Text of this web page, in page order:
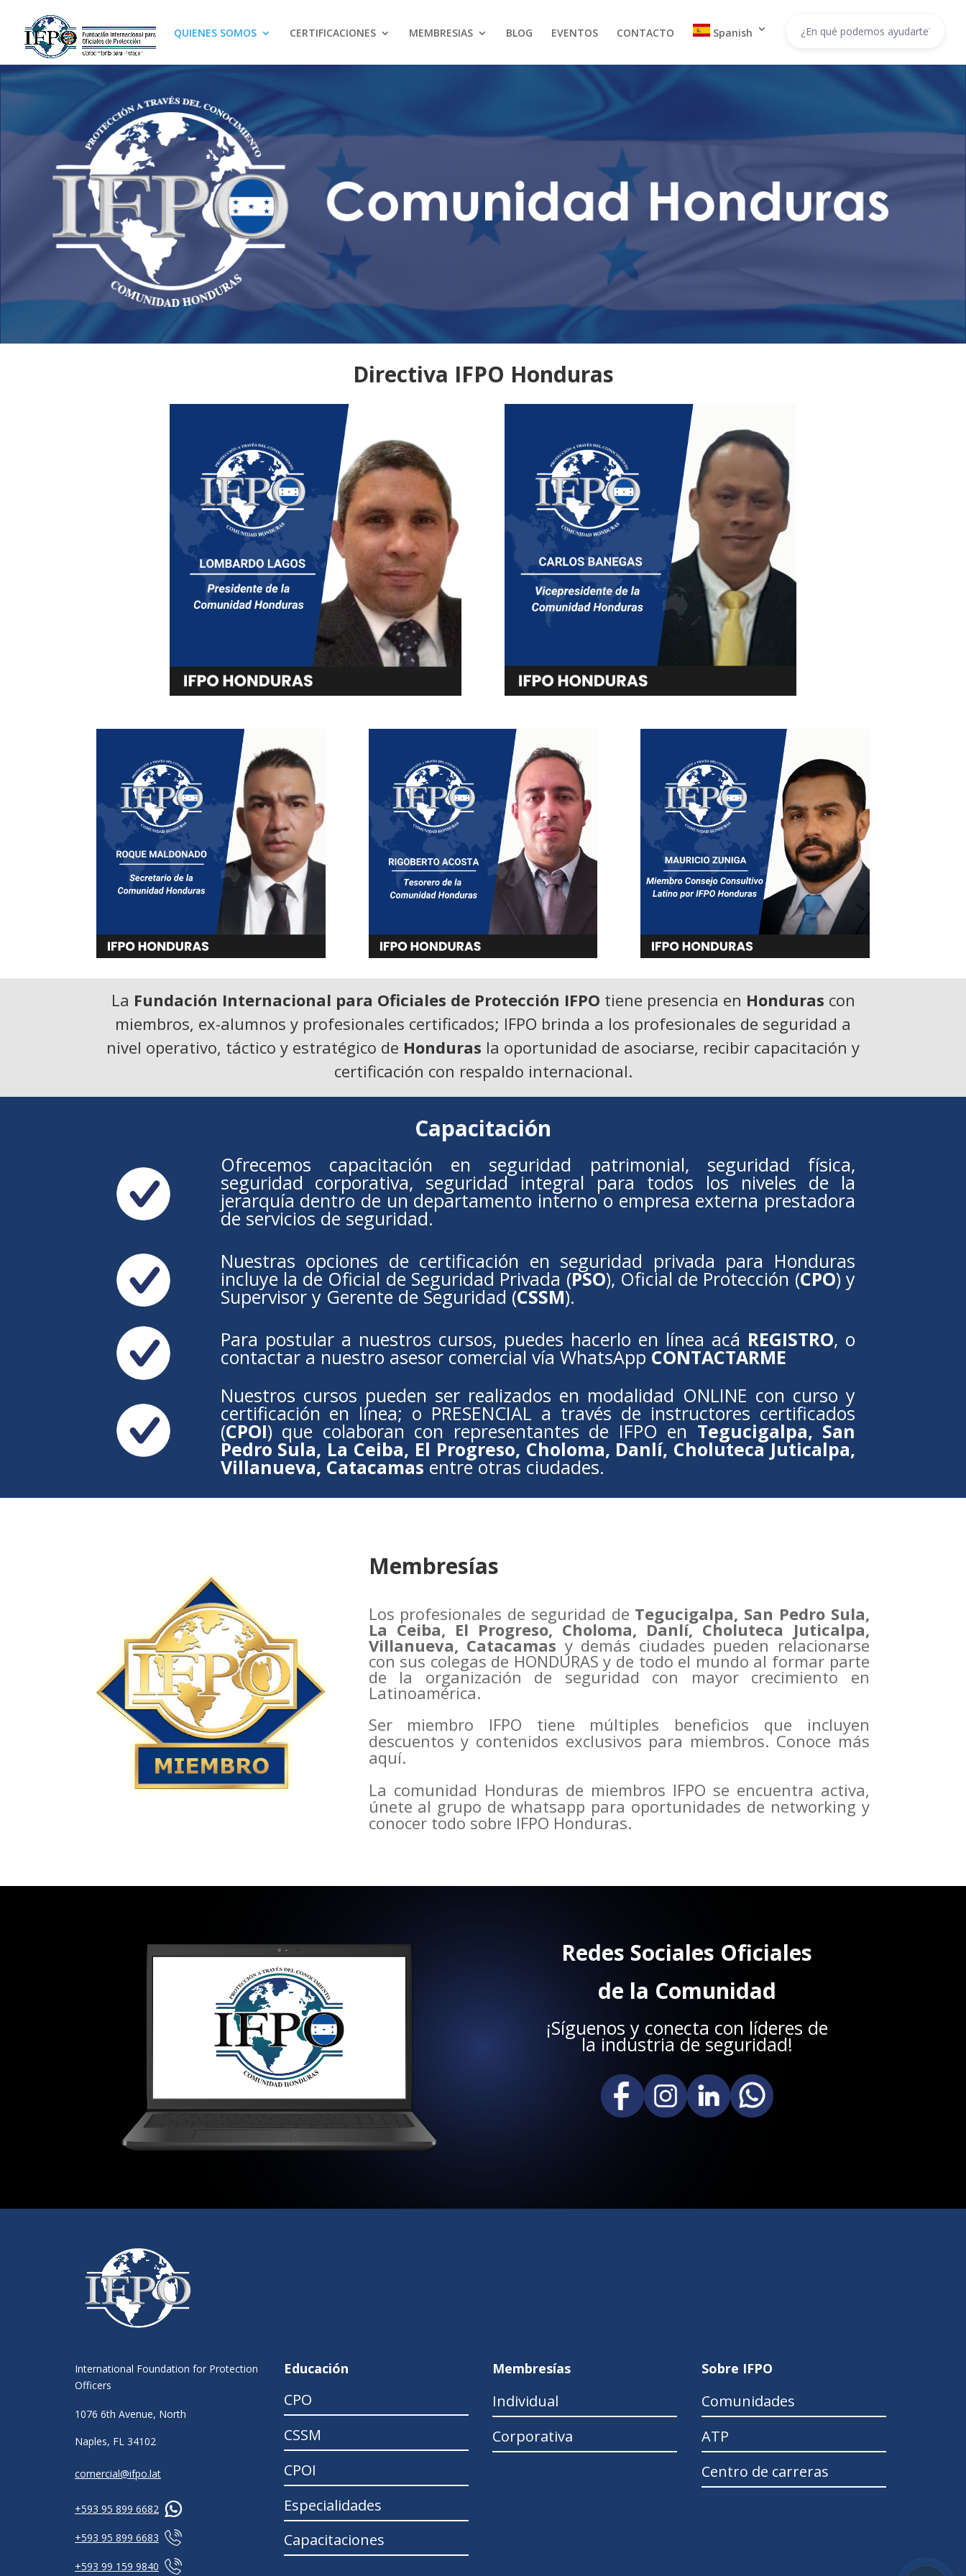
QUIENES SOMOS CERTIFICACIONES MEMBRESIAS BLOG EVENTOS CONTACTO Spanish
Directiva IFPO Honduras
La Fundación Internacional para Oficiales de Protección IFPO tiene presencia en Honduras con
miembros, ex-alumnos y profesionales certificados; IFPO brinda a los profesionales de seguridad a
nivel operativo, táctico y estratégico de Honduras la oportunidad de asociarse, recibir capacitación y
certificación con respaldo internacional.
Capacitación
Ofrecemos capacitación en seguridad patrimonial, seguridad física,
seguridad corporativa, seguridad integral para todos los niveles de la
jerarquía dentro de un departamento interno o empresa externa prestadora
de servicios de seguridad.
Nuestras opciones de certificación en seguridad privada para Honduras
incluye la de Oficial de Seguridad Privada (PSO), Oficial de Protección (CPO) y
Supervisor y Gerente de Seguridad (CSSM).
Para postular a nuestros cursos, puedes hacerlo en línea acá REGISTRO, o
contactar a nuestro asesor comercial vía WhatsApp CONTACTARME
Nuestros cursos pueden ser realizados en modalidad ONLINE con curso y
certificación en línea; o PRESENCIAL a través de instructores certificados
(CPOI) que colaboran con representantes de IFPO en Tegucigalpa, San
Pedro Sula, La Ceiba, El Progreso, Choloma, Danlí, Choluteca Juticalpa,
Villanueva, Catacamas entre otras ciudades.
Membresías
Los profesionales de seguridad de Tegucigalpa, San Pedro Sula,
La Ceiba, El Progreso, Choloma, Danlí, Choluteca Juticalpa,
Villanueva, Catacamas y demás ciudades pueden relacionarse
con sus colegas de HONDURAS y de todo el mundo al formar parte
de la organización de seguridad con mayor crecimiento en
Latinoamérica.
Ser miembro IFPO tiene múltiples beneficios que incluyen
descuentos y contenidos exclusivos para miembros. Conoce más
aquí.
La comunidad Honduras de miembros IFPO se encuentra activa,
únete al grupo de whatsapp para oportunidades de networking y
conocer todo sobre IFPO Honduras.
Redes Sociales Oficiales
de la Comunidad
¡Síguenos y conecta con líderes de
la industria de seguridad!
International Foundation for Protection
Officers
1076 6th Avenue, North
Naples, FL 34102
comercial@ifpo.lat
+593 95 899 6682
+593 95 899 6683
+593 99 159 9840
Educación
CPO
CSSM
CPOI
Especialidades
Capacitaciones
Membresías
Individual
Corporativa
Sobre IFPO
Comunidades
ATP
Centro de carreras